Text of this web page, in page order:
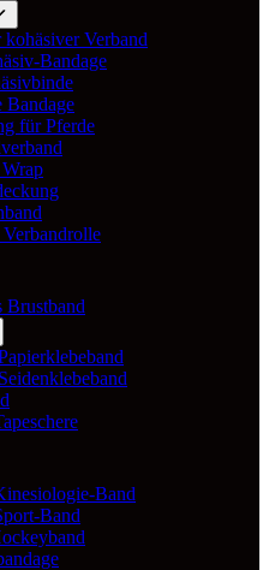
Verband
Bandage
Bandage
für Pferde
Verbandrolle
Brustband
Band
Band